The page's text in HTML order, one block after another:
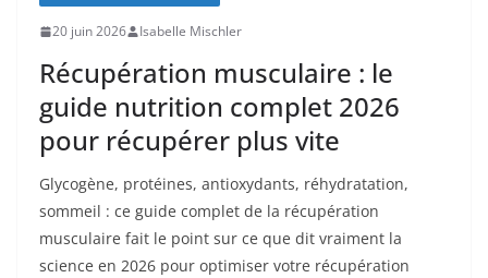
20 juin 2026 Isabelle Mischler
Récupération musculaire : le
guide nutrition complet 2026
pour récupérer plus vite
Glycogène, protéines, antioxydants, réhydratation,
sommeil : ce guide complet de la récupération
musculaire fait le point sur ce que dit vraiment la
science en 2026 pour optimiser votre récupération